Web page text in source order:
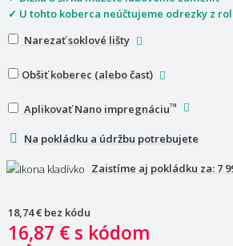
✓ U tohto koberca neúčtujeme odrezky z
Narezať soklové lišty
Obšiť koberec (alebo časť)
Na pokládku a údržbu potrebujete
Aplikovať Nano impregnáciu™
Zaistíme aj pokládku za: 7
18,74 € bez kódu
16,87 € s kódom